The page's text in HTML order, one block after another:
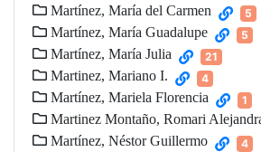
Martínez, María del Carmen 5
Martínez, María Guadalupe 5
Martínez, María Julia 21
Martinez, Mariano I. 4
Martínez, Mariela Florencia 1
Martinez Montaño, Romari
Martínez, Néstor Guillermo 4